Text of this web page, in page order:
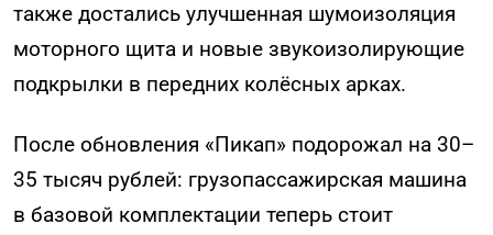
также достались улучшенная шумоизоляция
моторного щита и новые звукоизолирующие
подкрылки в передних колёсных арках.
После обновления «Пикап» подорожал на 30–
35 тысяч рублей: грузопассажирская машина
в базовой комплектации теперь стоит